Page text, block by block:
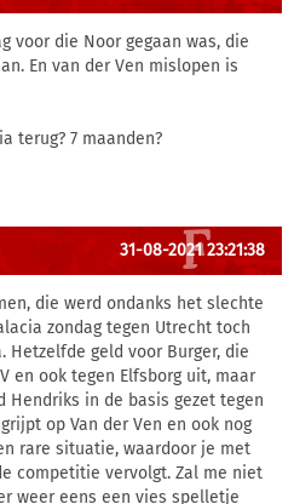
voor die Noor gegaan was, die
En van der Ven mislopen is
terug? 7 maanden?
31-08-2021 23:21:38
die werd ondanks het slechte
zondag tegen Utrecht toch
Hetzelfde geld voor Burger, die
en ook tegen Elfsborg uit, maar
Hendriks in de basis gezet tegen
op Van der Ven en ook nog
rare situatie, waardoor je met
competitie vervolgt. Zal me niet
weer eens een vies spelletje